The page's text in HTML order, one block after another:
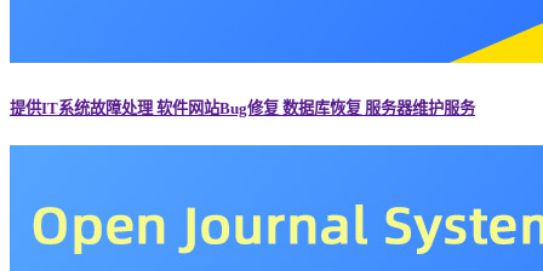
提供IT系统故障处理 软件网站Bug修复 数据库恢复 服务器维护服务